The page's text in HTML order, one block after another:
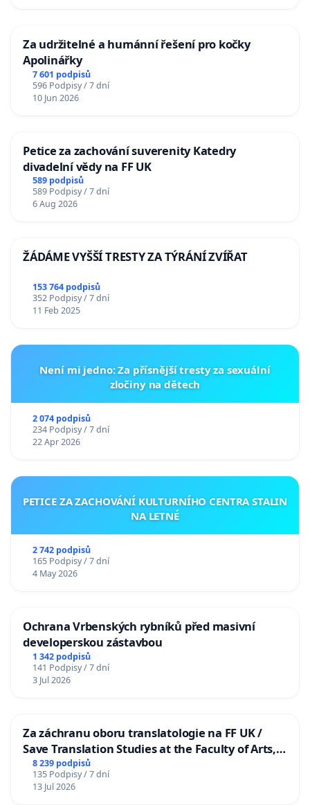
Za udržitelné a humánní řešení pro kočky
Apolinářky
7 601 podpisů
596 Podpisy / 7 dní
10 Jun 2026
Petice za zachování suverenity Katedry
divadelní vědy na FF UK
589 podpisů
589 Podpisy / 7 dní
6 Aug 2026
ŽÁDÁME VYŠŠÍ TRESTY ZA TÝRÁNÍ ZVÍŘAT
153 764 podpisů
352 Podpisy / 7 dní
11 Feb 2025
Není mi jedno: Za přísnější tresty za sexuální
zločiny na dětech
2 074 podpisů
234 Podpisy / 7 dní
22 Apr 2026
PETICE ZA ZACHOVÁNÍ KULTURNÍHO CENTRA STALIN
NA LETNÉ
2 742 podpisů
165 Podpisy / 7 dní
4 May 2026
Ochrana Vrbenských rybníků před masivní
developerskou zástavbou
1 342 podpisů
141 Podpisy / 7 dní
3 Jul 2026
Za záchranu oboru translatologie na FF UK /
Save Translation Studies at the Faculty of Arts,
Charles University
8 239 podpisů
135 Podpisy / 7 dní
13 Jul 2026